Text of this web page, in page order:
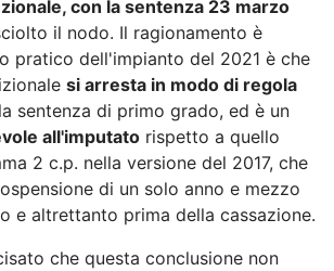
con la sentenza 23 marzo
il nodo. Il ragionamento è
pratico dell'impianto del 2021 è che
si arresta in modo di regola
sentenza di primo grado, ed è un
all'imputato rispetto a quello
2 c.p. nella versione del 2017, che
di un solo anno e mezzo
e altrettanto prima della cassazione.
che questa conclusione non